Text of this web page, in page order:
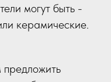
могут быть -
керамические.